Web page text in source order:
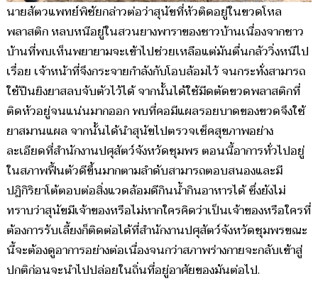
นายสัตวแพทย์พิชัยกล่าวต่อว่าสุนัขที่หัวติดอยู่ในขวดโหล
พลาสติก หลบหนีอยู่ในสวนยางพาราของชาวบ้านเนื่องจากชาว
บ้านที่พบเห็นพยายามจะเข้าไปช่วยเหลือแต่มันตื่นกลัววิ่งหนีไป
เรื่อย เจ้าหน้าที่จึงกระจายกำลังกับโอบล้อมไว้ จนกระทั่งสามารถ
ใช้ปืนยิงยาสลบจับตัวไว้ได้ จากนั้นได้ใช้มีดตัดขวดพลาสติกที่
ติดหัวอยู่จนแน่นมากออก พบที่คอมีแผลรอยบาดของขวดจึงใช้
ยาสมานแผล จากนั้นได้นำสุนัขไปตรวจเช็คสุขภาพอย่าง
ละเอียดที่สำนักงานปศุสัตว์จังหวัดชุมพร ตอนนี้อาการทั่วไปอยู่
ในสภาพฟื้นตัวดีขึ้นมากตามลำดับสามารถตอบสนองและมี
ปฏิกิริยาโต้ตอบต่อสิ่งแวดล้อมดีกินน้ำกินอาหารได้ ซึ่งยังไม่
ทราบว่าสุนัขมีเจ้าของหรือไม่หากใครคิดว่าเป็นเจ้าของหรือใครที่
ต้องการรับเลี้ยงก็ติดต่อได้ที่สำนักงานปศุสัตว์จังหวัดชุมพรขณะ
นี้จะต้องดูอาการอย่างต่อเนื่องจนกว่าสภาพร่างกายจะกลับเข้าสู่
ปกติก่อนจะนำไปปล่อยในถิ่นที่อยู่อาศัยของมันต่อไป.